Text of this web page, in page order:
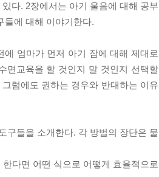
다. 2장에서는 아기 울음에 대해 공부
들에 대해 이야기한다.
엄마가 먼저 아기 잠에 대해 제대로
면교육을 할 것인지 말 것인지 선택할
럼에도 권하는 경우와 반대하는 이유
구들을 소개한다. 각 방법의 장단은 물
다면 어떤 식으로 어떻게 효율적으로